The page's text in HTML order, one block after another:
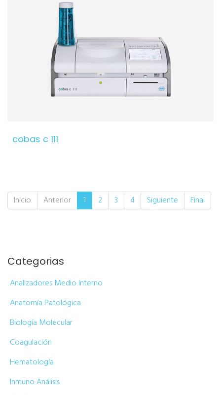
cobas c 111
Inicio Anterior 1 2 3 4 Siguiente Final
Categorias
Analizadores Medio Interno
Anatomía Patológica
Biología Molecular
Coagulación
Hematología
Inmuno Análisis